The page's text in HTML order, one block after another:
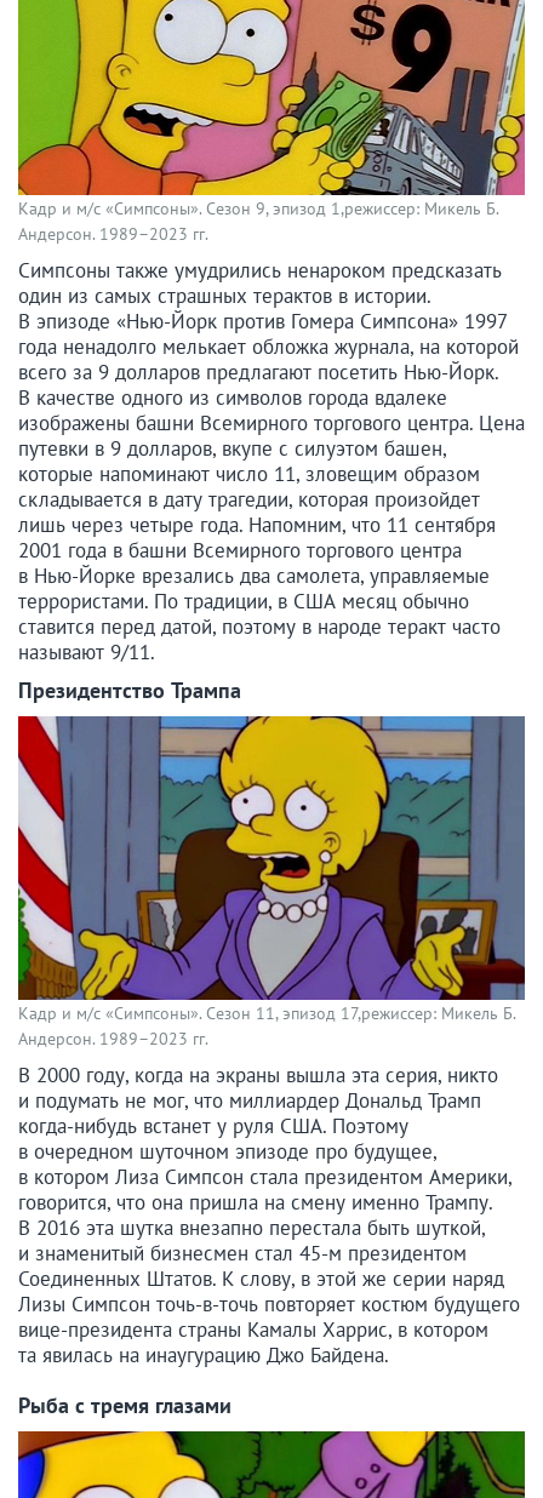
Кадр и м/с «Симпсоны». Сезон 9, эпизод 1,режиссер: Микель Б.
Андерсон. 1989–2023 гг.
Симпсоны также умудрились ненароком предсказать
один из самых страшных терактов в истории.
В эпизоде «Нью-Йорк против Гомера Симпсона» 1997
года ненадолго мелькает обложка журнала, на которой
всего за 9 долларов предлагают посетить Нью-Йорк.
В качестве одного из символов города вдалеке
изображены башни Всемирного торгового центра. Цена
путевки в 9 долларов, вкупе с силуэтом башен,
которые напоминают число 11, зловещим образом
складывается в дату трагедии, которая произойдет
лишь через четыре года. Напомним, что 11 сентября
2001 года в башни Всемирного торгового центра
в Нью-Йорке врезались два самолета, управляемые
террористами. По традиции, в США месяц обычно
ставится перед датой, поэтому в народе теракт часто
называют 9/11.
Президентство Трампа
Кадр и м/с «Симпсоны». Сезон 11, эпизод 17,режиссер: Микель Б.
Андерсон. 1989–2023 гг.
В 2000 году, когда на экраны вышла эта серия, никто
и подумать не мог, что миллиардер Дональд Трамп
когда-нибудь встанет у руля США. Поэтому
в очередном шуточном эпизоде про будущее,
в котором Лиза Симпсон стала президентом Америки,
говорится, что она пришла на смену именно Трампу.
В 2016 эта шутка внезапно перестала быть шуткой,
и знаменитый бизнесмен стал 45-м президентом
Соединенных Штатов. К слову, в этой же серии наряд
Лизы Симпсон точь-в-точь повторяет костюм будущего
вице-президента страны Камалы Харрис, в котором
та явилась на инаугурацию Джо Байдена.
Рыба с тремя глазами